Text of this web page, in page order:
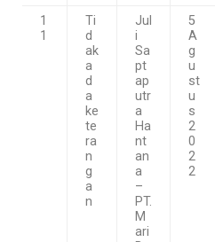
1
1
Ti
d
ak
a
d
a
ke
te
ra
n
g
a
n
Jul
i
Sa
pt
ap
utr
a
Ha
nt
an
a
–
PT.
M
ari
5
A
g
u
st
u
s
2
0
2
2